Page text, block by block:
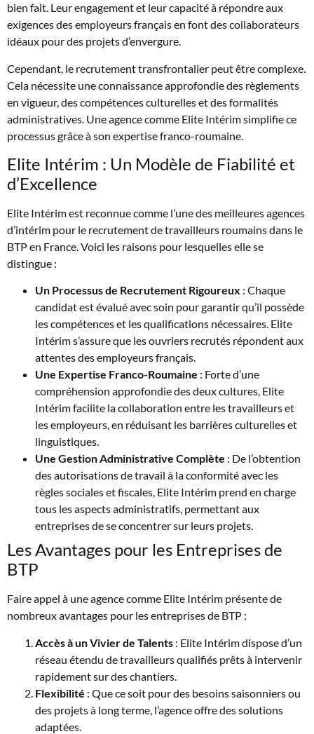
bien fait. Leur engagement et leur capacité à répondre aux
exigences des employeurs français en font des collaborateurs
idéaux pour des projets d’envergure.
Cependant, le recrutement transfrontalier peut être complexe.
Cela nécessite une connaissance approfondie des règlements
en vigueur, des compétences culturelles et des formalités
administratives. Une agence comme Elite Intérim simplifie ce
processus grâce à son expertise franco-roumaine.
Elite Intérim : Un Modèle de Fiabilité et
d’Excellence
Elite Intérim est reconnue comme l’une des meilleures agences
d’intérim pour le recrutement de travailleurs roumains dans le
BTP en France. Voici les raisons pour lesquelles elle se
distingue :
Un Processus de Recrutement Rigoureux : Chaque
candidat est évalué avec soin pour garantir qu’il possède
les compétences et les qualifications nécessaires. Elite
Intérim s’assure que les ouvriers recrutés répondent aux
attentes des employeurs français.
Une Expertise Franco-Roumaine : Forte d’une
compréhension approfondie des deux cultures, Elite
Intérim facilite la collaboration entre les travailleurs et
les employeurs, en réduisant les barrières culturelles et
linguistiques.
Une Gestion Administrative Complète : De l’obtention
des autorisations de travail à la conformité avec les
règles sociales et fiscales, Elite Intérim prend en charge
tous les aspects administratifs, permettant aux
entreprises de se concentrer sur leurs projets.
Les Avantages pour les Entreprises de
BTP
Faire appel à une agence comme Elite Intérim présente de
nombreux avantages pour les entreprises de BTP :
Accès à un Vivier de Talents : Elite Intérim dispose d’un
réseau étendu de travailleurs qualifiés prêts à intervenir
rapidement sur des chantiers.
Flexibilité : Que ce soit pour des besoins saisonniers ou
des projets à long terme, l’agence offre des solutions
adaptées.